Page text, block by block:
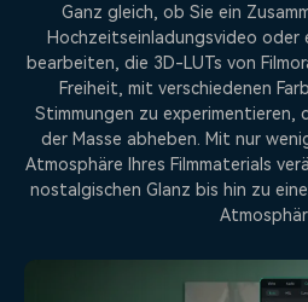
Ganz gleich, ob Sie ein
Hochzeitseinladungsvideo oder
bearbeiten, die 3D-LUTs von
Freiheit, mit verschiedenen
Stimmungen zu experimentieren,
der Masse abheben. Mit nur
Atmosphäre Ihres Filmmaterials
nostalgischen Glanz bis hin zu